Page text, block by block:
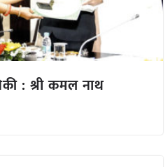
: श्री कमल नाथ